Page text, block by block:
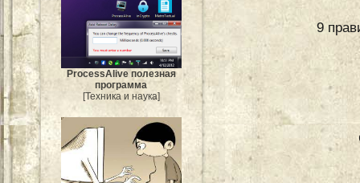
ProcessAlive полезная
программа
[Техника и наука]
9